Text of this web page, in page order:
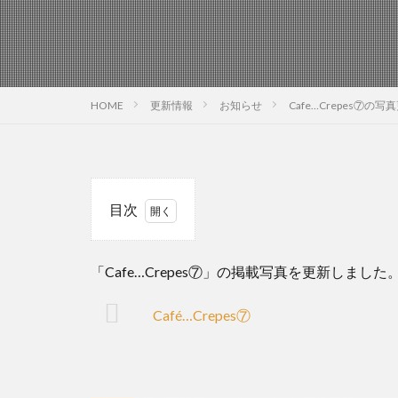
HOME 更新情報 お知らせ Cafe…Crepes⑦の写真
目次
「Cafe…Crepes⑦」の掲載写真を更新しました。
Café…Crepes⑦